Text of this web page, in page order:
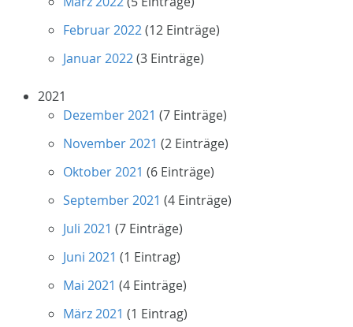
Februar 2022(12 Einträge)
Januar 2022(3 Einträge)
2021
Dezember 2021 (7 Einträge)
November 2021 (2 Einträge)
Oktober 2021 (6 Einträge)
September 2021 (4 Einträge)
Juli 2021 (7 Einträge)
Juni 2021 (1 Eintrag)
Mai 2021 (4 Einträge)
März 2021 (1 Eintrag)